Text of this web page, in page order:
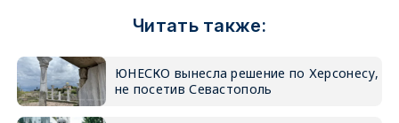
Читать также:
ЮНЕСКО вынесла решение по Херсонесу,
не посетив Севастополь